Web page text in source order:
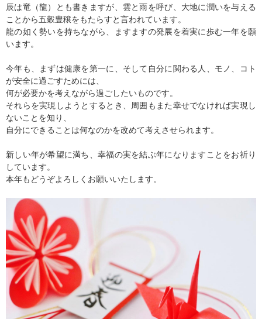
辰は竜（龍）とも書きますが、雲と雨を呼び、大地に潤いを与える
ことから五穀豊穣をもたらすと言われています。
龍の如く勢いを持ちながら、ますますの発展を着実に歩む一年を願
います。
今年も、まずは健康を第一に、そして自分に関わる人、モノ、コト
が安全に過ごすためには、
何が必要かを考えながら過ごしたいものです。
それらを実現しようとするとき、周囲もまた幸せでなければ実現し
ないことを知り、
自分にできることは何なのかを改めて考えさせられます。
新しい年が希望に満ち、幸福の実を結ぶ年になりますことをお祈り
しています。
本年もどうぞよろしくお願いいたします。